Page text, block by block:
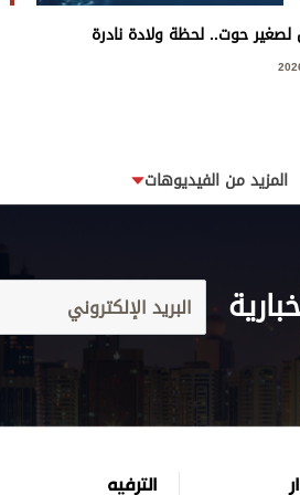
حوت.. لحظة ولادة نادرة
المزيد من الفيديوهات
الترفيه